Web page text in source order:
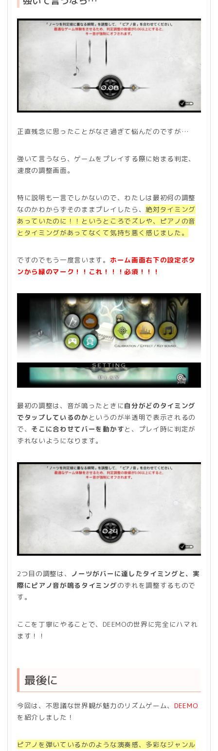
正直残念に思ったことがなさ過ぎて悩んだのですが…
強いて言うなら、ゲームをプレイする際に始まる判定、
速度の調整画面。
特に説明も一言でしかないので、わたしは最初何の調整
なのかわからずそのままプレイしたら、 絶対タイミング
あっていたのに！！というところでズレや、ピアノの音
とタイミングがあってなくて気持ち悪く感じました。
ですのでもう一度言います。 ホーム画面右下の設定ボタ
ンから緑のマーク！！これ！！！必須！！！
最初の調整は、音が鳴ったときに自分がどのタイミング
でタップしているのか というのが半透明で表示されるの
で、 そこに合わせてバーを動かすと、プレイ時に判定が
ずれないようになります。
2つ目の調整は、 ノーツがバーに達したタイミングと、実
際にピアノ音が鳴るタイミングのずれを調整するもので
す。
ここを丁寧にやることで、DEEMOの世界に完全にハマれ
ます！！
最後に
今回は、不思議な世界観が魅力のリズムゲーム、 DEEMO
を紹介しました！
ピアノを弾いているかのような演奏感、多彩なジャンル